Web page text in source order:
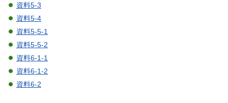
資料5-3
資料5-4
資料5-5-1
資料5-5-2
資料6-1-1
資料6-1-2
資料6-2